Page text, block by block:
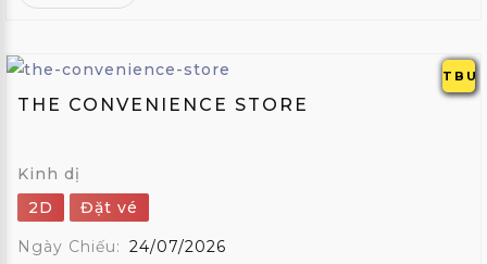
TBU
THE CONVENIENCE STORE
Kinh dị
2D
Đặt vé
Ngày Chiếu: 24/07/2026